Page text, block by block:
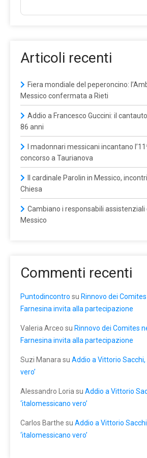
Articoli recenti
Fiera mondiale del peperoncino:
Messico confermata a Rieti
Addio a Francesco Guccini: il
86 anni
I madonnari messicani incantano
concorso a Taurianova
Il cardinale Parolin in Messico,
Chiesa
Cambiano i responsabili assistenziali
Messico
Commenti recenti
Puntodincontro su Rinnovo dei
Farnesina invita alla partecipazione
Valeria Arceo su Rinnovo dei Comites
Farnesina invita alla partecipazione
Suzi Manara su Addio a Vittorio
vero’
Alessandro Loria su Addio a Vittorio
‘italomessicano vero’
Carlos Barthe su Addio a Vittorio
‘italomessicano vero’